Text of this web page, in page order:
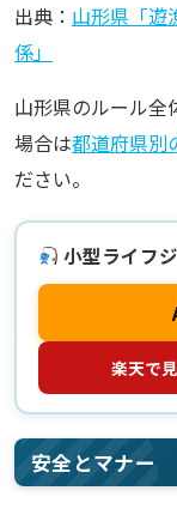
出典： 山形県「遊
係」
山形県のルール全
場合は都道府県別
ださい。
小型ライフ
楽天で
安全とマナー